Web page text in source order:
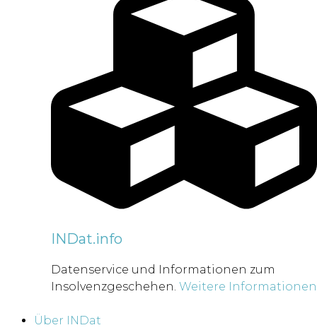
INDat.info
Datenservice und Informationen zum
Insolvenzgeschehen. Weitere Informationen
Über INDat